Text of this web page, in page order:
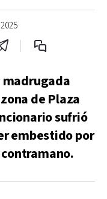
madrugada
de Plaza
sufrió
embestido por